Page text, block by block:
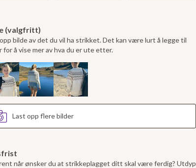
(valgfritt)
bilde av det du vil ha strikket. Det kan være lurt å legge til
for å vise mer av hva du er ute etter.
Last opp flere bilder
når ønsker du at strikkeplagget ditt skal være ferdig? Utdyp